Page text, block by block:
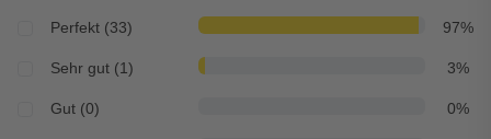
Perfekt (33) 97%
Sehr gut (1) 3%
Gut (0) 0%